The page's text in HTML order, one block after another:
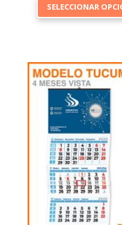
SELECCIONAR